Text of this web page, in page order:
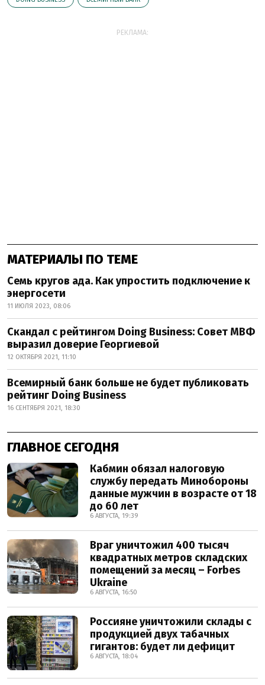
РЕКЛАМА:
МАТЕРИАЛЫ ПО ТЕМЕ
Семь кругов ада. Как упростить подключение к
энергосети
11 ИЮЛЯ 2023, 08:06
Скандал с рейтингом Doing Business: Совет МВФ
выразил доверие Георгиевой
12 ОКТЯБРЯ 2021, 11:10
Всемирный банк больше не будет публиковать
рейтинг Doing Business
16 СЕНТЯБРЯ 2021, 18:30
ГЛАВНОЕ СЕГОДНЯ
Кабмин обязал налоговую
службу передать Минобороны
данные мужчин в возрасте от 18
до 60 лет
6 АВГУСТА, 19:39
Враг уничтожил 400 тысяч
квадратных метров складских
помещений за месяц – Forbes
Ukraine
6 АВГУСТА, 16:50
Россияне уничтожили склады с
продукцией двух табачных
гигантов: будет ли дефицит
6 АВГУСТА, 18:04